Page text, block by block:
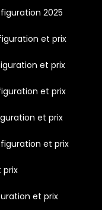
2025
et prix
et prix
et prix
et prix
et prix
prix
et prix